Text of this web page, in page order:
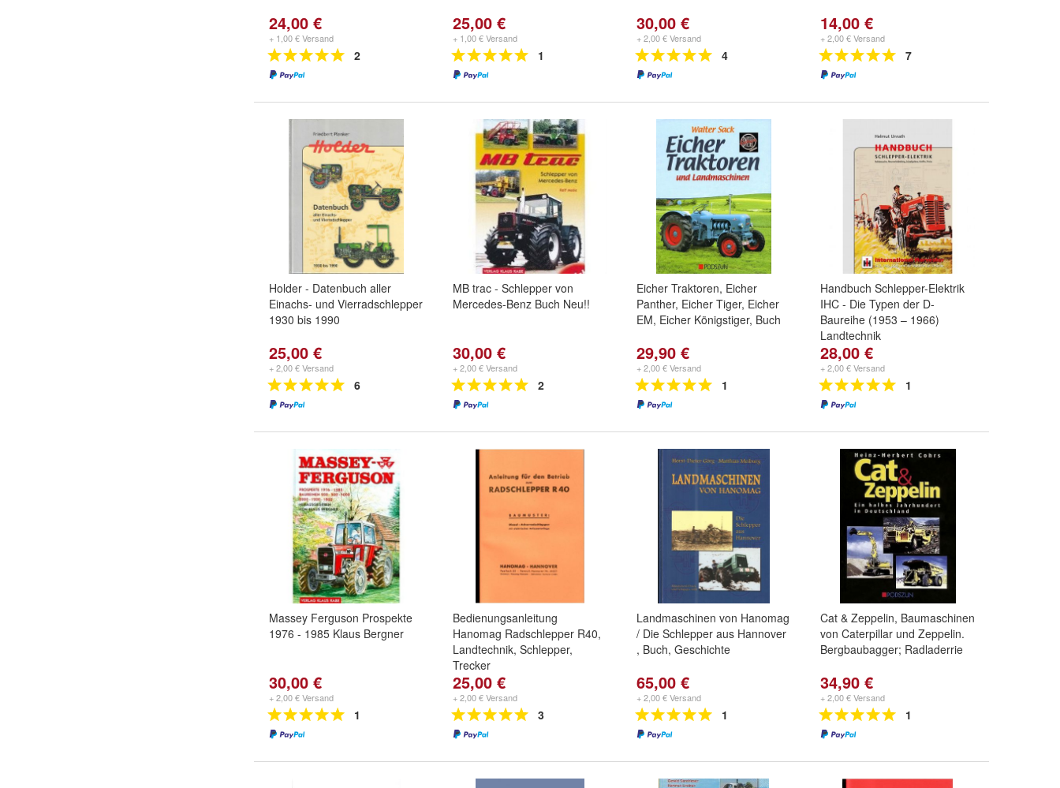
24,00 €
+ 1,00 € Versand
2
25,00 €
+ 1,00 € Versand
1
30,00 €
+ 2,00 € Versand
4
14,00 €
+ 2,00 € Versand
7
Holder - Datenbuch aller
Einachs- und Vierradschlepper
1930 bis 1990
25,00 €
+ 2,00 € Versand
6
MB trac - Schlepper von
Mercedes-Benz Buch Neu!!
30,00 €
+ 2,00 € Versand
2
Eicher Traktoren, Eicher
Panther, Eicher Tiger, Eicher
EM, Eicher Königstiger, Buch
29,90 €
+ 2,00 € Versand
1
Handbuch Schlepper-Elektrik
IHC - Die Typen der D-
Baureihe (1953 – 1966)
Landtechnik
28,00 €
+ 2,00 € Versand
1
Massey Ferguson Prospekte
1976 - 1985 Klaus Bergner
30,00 €
+ 2,00 € Versand
1
Bedienungsanleitung
Hanomag Radschlepper R40,
Landtechnik, Schlepper,
Trecker
25,00 €
+ 2,00 € Versand
3
Landmaschinen von Hanomag
/ Die Schlepper aus Hannover
, Buch, Geschichte
65,00 €
+ 2,00 € Versand
1
Cat & Zeppelin, Baumaschinen
von Caterpillar und Zeppelin.
Bergbaubagger; Radladerrie
34,90 €
+ 2,00 € Versand
1